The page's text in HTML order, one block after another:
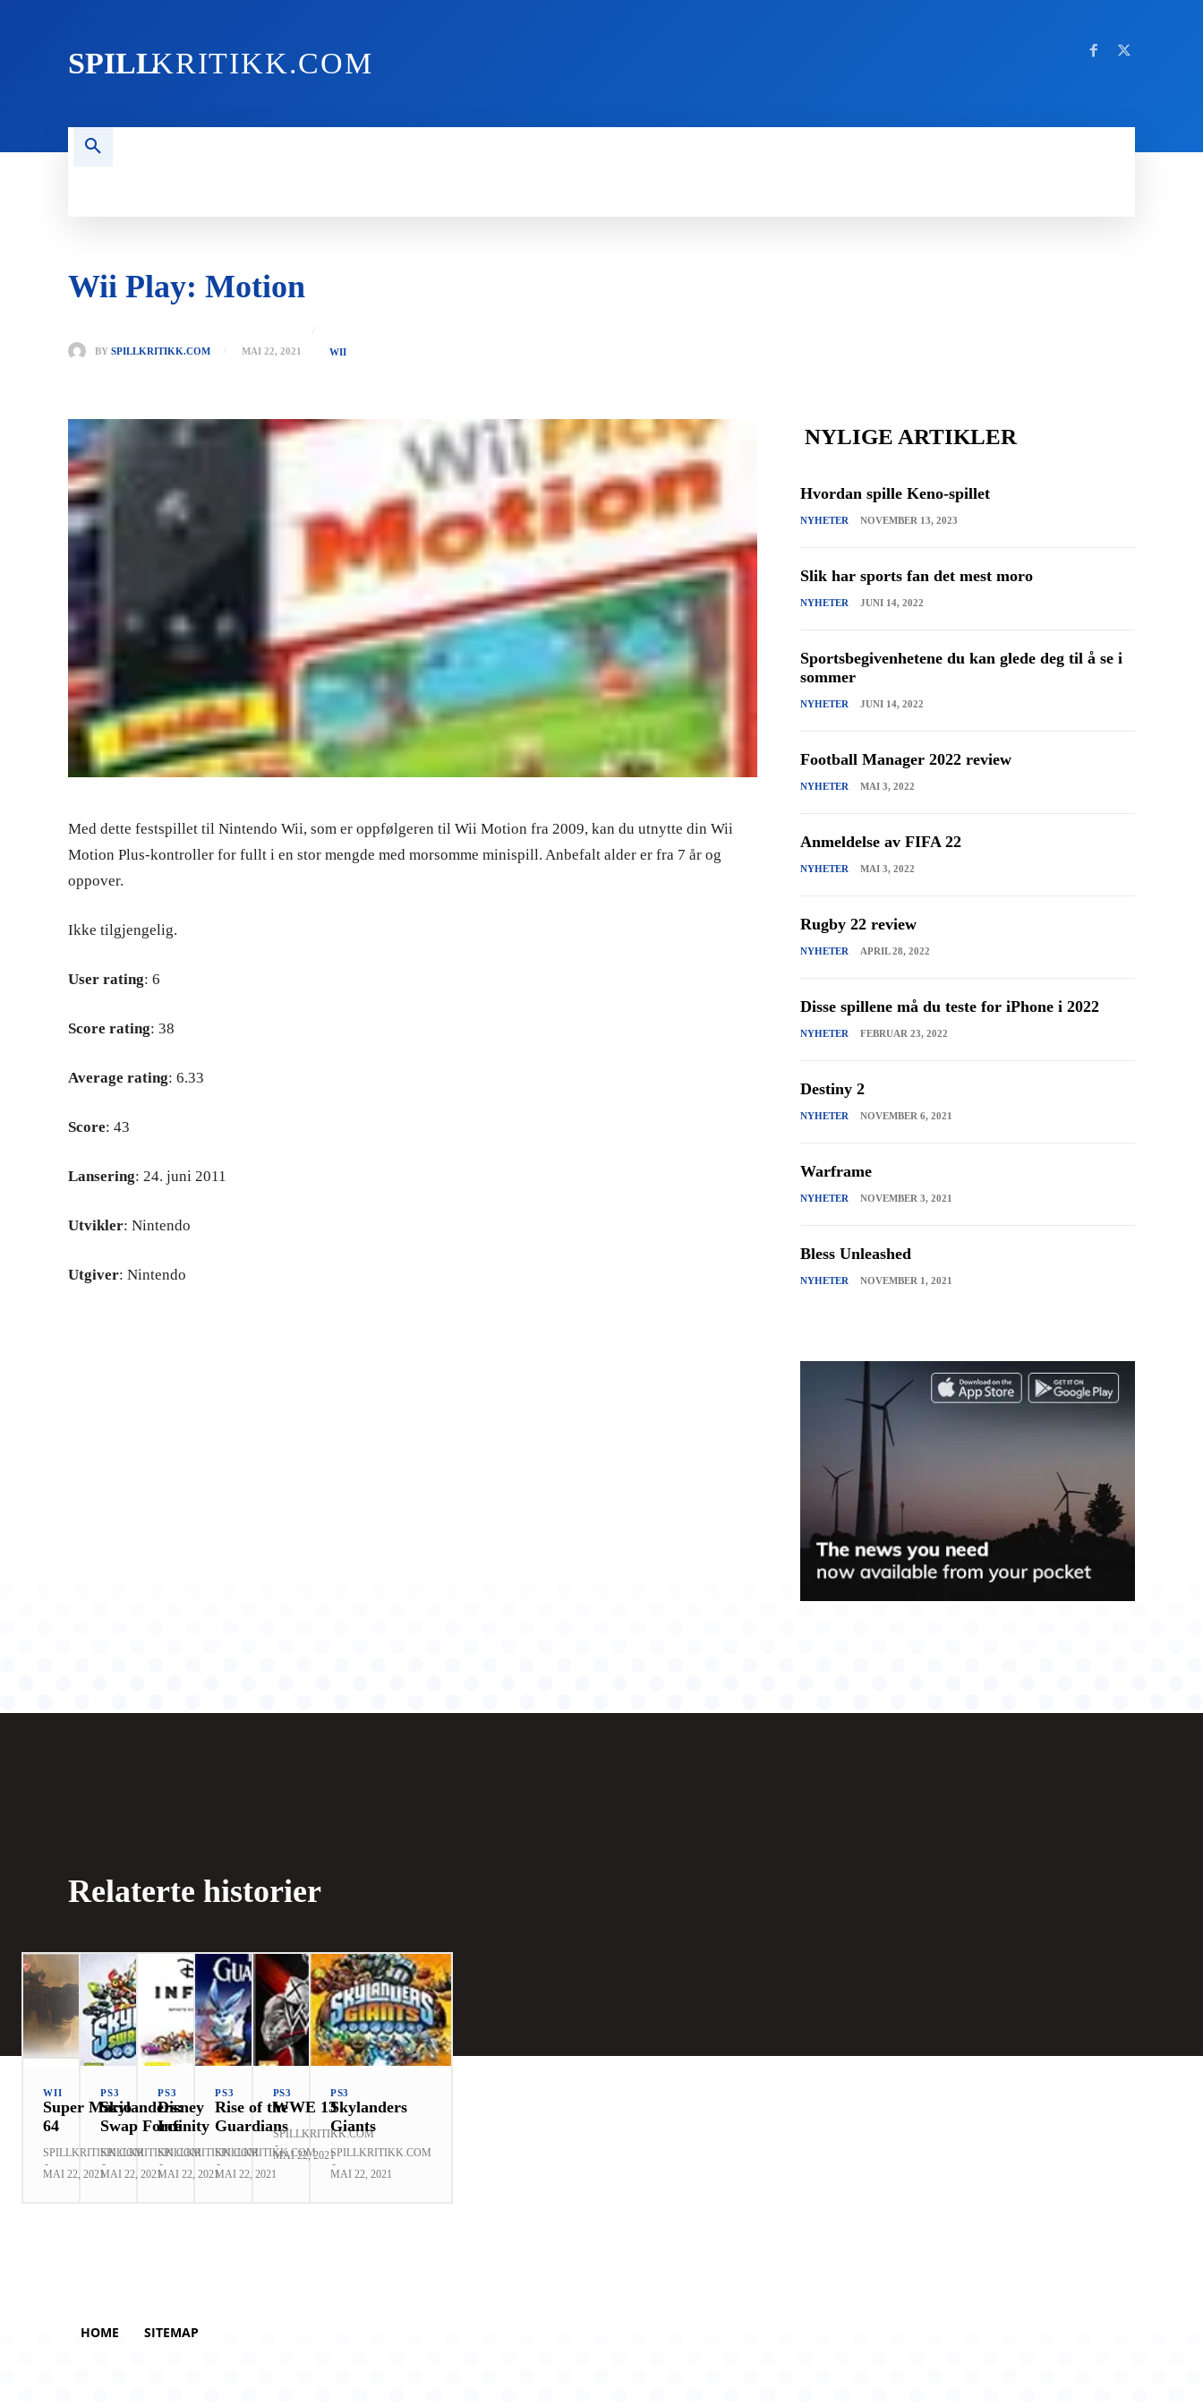
SPILLKRITIKK.COM
Wii Play: Motion
BY SPILLKRITIKK.COM MAI 22, 2021 WII
Med dette festspillet til Nintendo Wii, som er oppfølgeren til Wii Motion fra 2009, kan du utnytte din Wii
Motion Plus-kontroller for fullt i en stor mengde med morsomme minispill. Anbefalt alder er fra 7 år og
oppover.
Ikke tilgjengelig.
User rating: 6
Score rating: 38
Average rating: 6.33
Score: 43
Lansering: 24. juni 2011
Utvikler: Nintendo
Utgiver: Nintendo
NYLIGE ARTIKLER
Hvordan spille Keno-spillet
NYHETER NOVEMBER 13, 2023
Slik har sports fan det mest moro
NYHETER JUNI 14, 2022
Sportsbegivenhetene du kan glede deg til å se i
sommer
NYHETER JUNI 14, 2022
Football Manager 2022 review
NYHETER MAI 3, 2022
Anmeldelse av FIFA 22
NYHETER MAI 3, 2022
Rugby 22 review
NYHETER APRIL 28, 2022
Disse spillene må du teste for iPhone i 2022
NYHETER FEBRUAR 23, 2022
Destiny 2
NYHETER NOVEMBER 6, 2021
Warframe
NYHETER NOVEMBER 3, 2021
Bless Unleashed
NYHETER NOVEMBER 1, 2021
Relaterte historier
WII
Super Mario
64
SPILLKRITIKK.COM
-
MAI 22, 2021
PS3
Skylanders:
Swap Force
SPILLKRITIKK.COM
-
MAI 22, 2021
PS3
Disney
Infinity
SPILLKRITIKK.COM
-
MAI 22, 2021
PS3
Rise of the
Guardians
SPILLKRITIKK.COM
-
MAI 22, 2021
PS3
WWE 13
SPILLKRITIKK.COM
-
MAI 22, 2021
PS3
Skylanders
Giants
SPILLKRITIKK.COM
-
MAI 22, 2021
HOME SITEMAP